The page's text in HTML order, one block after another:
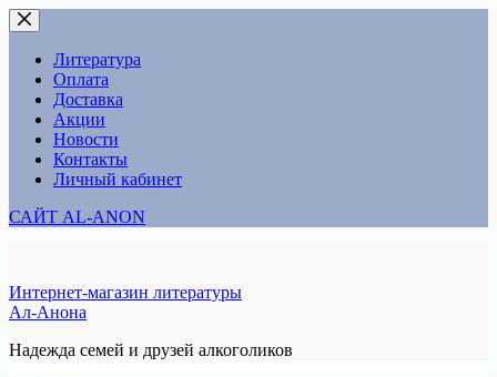
Перейти
к
сути
Литература
Оплата
Доставка
Акции
Новости
Контакты
Личный кабинет
САЙТ AL-ANON
Интернет-магазин литературы
Ал-Анона
Надежда семей и друзей алкоголиков